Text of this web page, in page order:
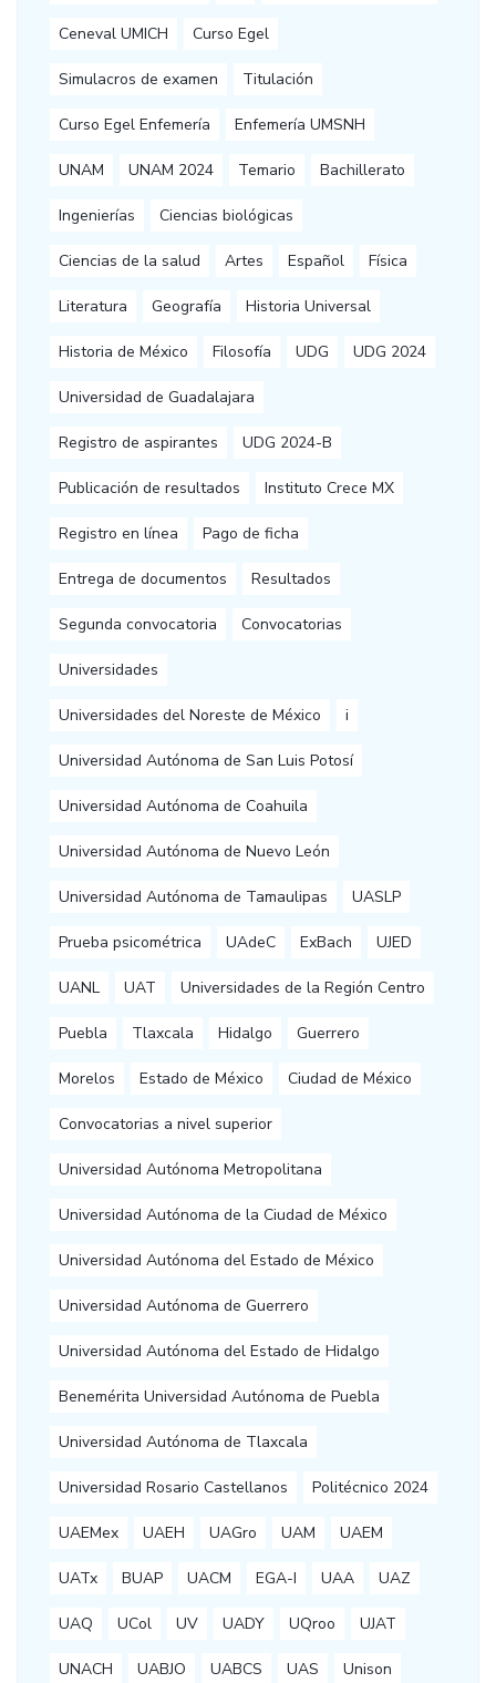
Ceneval UMICH Curso Egel
Simulacros de examen Titulación
Curso Egel Enfemería Enfemería UMSNH
UNAM UNAM 2024 Temario Bachillerato
Ingenierías Ciencias biológicas
Ciencias de la salud Artes Español Física
Literatura Geografía Historia Universal
Historia de México Filosofía UDG UDG 2024
Universidad de Guadalajara
Registro de aspirantes UDG 2024-B
Publicación de resultados Instituto Crece MX
Registro en línea Pago de ficha
Entrega de documentos Resultados
Segunda convocatoria Convocatorias
Universidades
Universidades del Noreste de México i
Universidad Autónoma de San Luis Potosí
Universidad Autónoma de Coahuila
Universidad Autónoma de Nuevo León
Universidad Autónoma de Tamaulipas UASLP
Prueba psicométrica UAdeC ExBach UJED
UANL UAT Universidades de la Región Centro
Puebla Tlaxcala Hidalgo Guerrero
Morelos Estado de México Ciudad de México
Convocatorias a nivel superior
Universidad Autónoma Metropolitana
Universidad Autónoma de la Ciudad de México
Universidad Autónoma del Estado de México
Universidad Autónoma de Guerrero
Universidad Autónoma del Estado de Hidalgo
Benemérita Universidad Autónoma de Puebla
Universidad Autónoma de Tlaxcala
Universidad Rosario Castellanos Politécnico 2024
UAEMex UAEH UAGro UAM UAEM
UATx BUAP UACM EGA-I UAA UAZ
UAQ UCol UV UADY UQroo UJAT
UNACH UABJO UABCS UAS Unison